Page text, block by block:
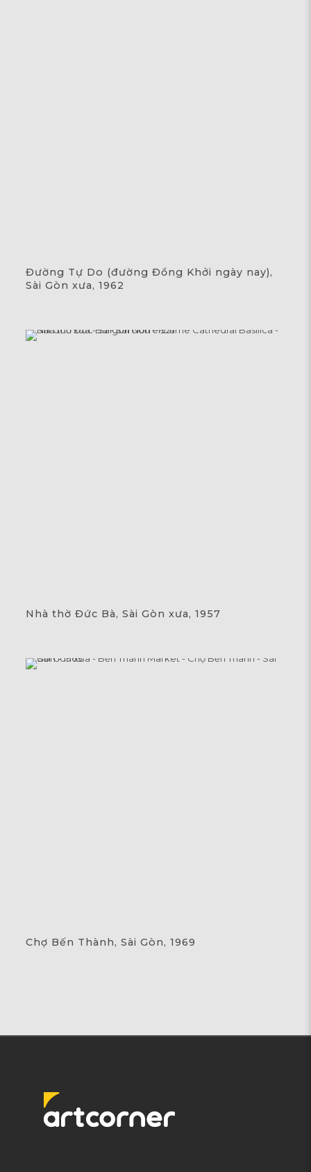
Đường Tự Do (đường Đồng Khởi ngày nay),
Sài Gòn xưa, 1962
Nhà thờ Đức Bà, Sài Gòn xưa, 1957
Chợ Bến Thành, Sài Gòn, 1969